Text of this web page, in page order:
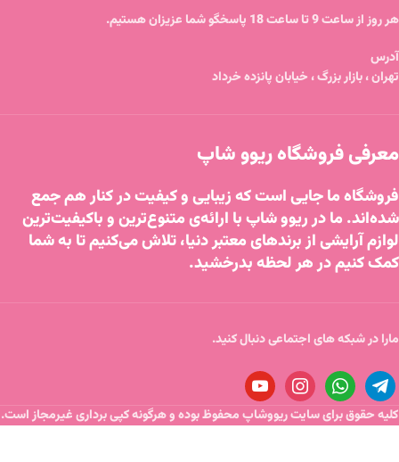
هر روز از ساعت 9 تا ساعت 18 پاسخگو شما عزیزان هستیم.
آدرس
تهران ، بازار بزرگ ، خیابان پانزده خرداد
معرفی فروشگاه ریوو شاپ
فروشگاه ما جایی است که زیبایی و کیفیت در کنار هم جمع
شده‌اند. ما در ریوو شاپ با ارائه‌ی متنوع‌ترین و باکیفیت‌ترین
لوازم آرایشی از برندهای معتبر دنیا، تلاش می‌کنیم تا به شما
کمک کنیم در هر لحظه بدرخشید.
مارا در شبکه های اجتماعی دنبال کنید.
کلیه حقوق برای سایت ریووشاپ محفوظ بوده و هرگونه کپی برداری غیرمجاز است.